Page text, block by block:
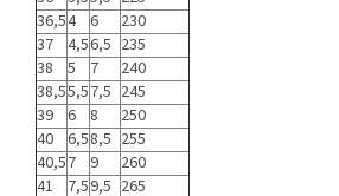
36,54 6
230
37 4,56,5 235
38
5 7
240
38,55,57,5 245
39 6 8
250
40 6,58,5 255
40,57 9
260
41
7,59,5 265